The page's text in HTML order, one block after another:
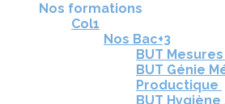
Nos formations
Col1
Nos Bac+3
BUT
BUT Génie
Productique
BUT